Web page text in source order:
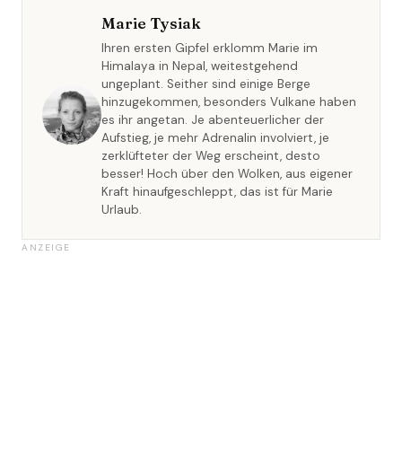
Marie Tysiak
Ihren ersten Gipfel erklomm Marie im
Himalaya in Nepal, weitestgehend
ungeplant. Seither sind einige Berge
hinzugekommen, besonders Vulkane haben
es ihr angetan. Je abenteuerlicher der
Aufstieg, je mehr Adrenalin involviert, je
zerklüfteter der Weg erscheint, desto
besser! Hoch über den Wolken, aus eigener
Kraft hinaufgeschleppt, das ist für Marie
Urlaub.
ANZEIGE